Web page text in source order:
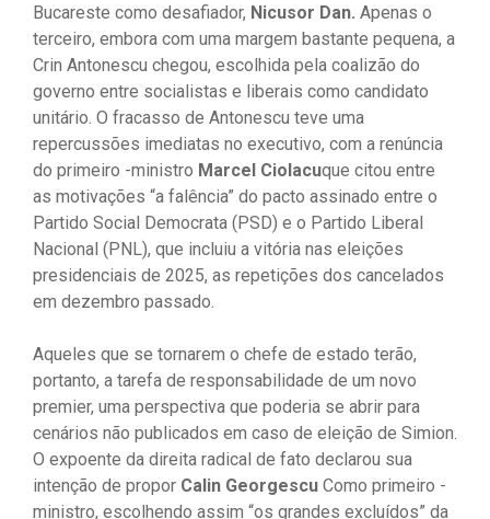
Bucareste como desafiador, Nicusor Dan. Apenas o
terceiro, embora com uma margem bastante pequena, a
Crin Antonescu chegou, escolhida pela coalizão do
governo entre socialistas e liberais como candidato
unitário. O fracasso de Antonescu teve uma
repercussões imediatas no executivo, com a renúncia
do primeiro -ministro Marcel Ciolacuque citou entre
as motivações “a falência” do pacto assinado entre o
Partido Social Democrata (PSD) e o Partido Liberal
Nacional (PNL), que incluiu a vitória nas eleições
presidenciais de 2025, as repetições dos cancelados
em dezembro passado.
Aqueles que se tornarem o chefe de estado terão,
portanto, a tarefa de responsabilidade de um novo
premier, uma perspectiva que poderia se abrir para
cenários não publicados em caso de eleição de Simion.
O expoente da direita radical de fato declarou sua
intenção de propor Calin Georgescu Como primeiro -
ministro, escolhendo assim “os grandes excluídos” da